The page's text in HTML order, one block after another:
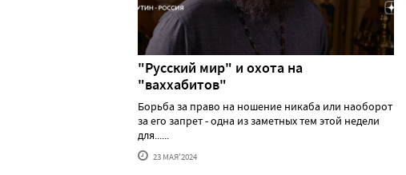
"Русский мир" и охота на
"ваххабитов"
Борьба за право на ношение никаба или наоборот
за его запрет - одна из заметных тем этой недели
для......
23 МАЯ'2024